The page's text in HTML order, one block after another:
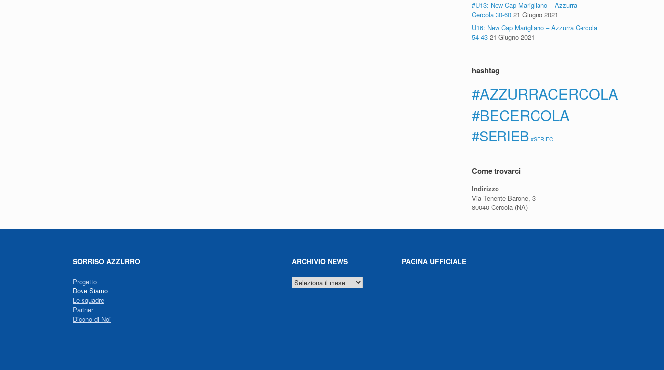
#U13: New Cap Marigliano – Azzurra
Cercola 30-60 21 Giugno 2021
U16: New Cap Marigliano – Azzurra Cercola
54-43 21 Giugno 2021
hashtag
#AZZURRACERCOLA
#BECERCOLA
#SERIEB #SERIEC
Come trovarci
Indirizzo
Via Tenente Barone, 3
80040 Cercola (NA)
SORRISO AZZURRO
Progetto
Dove Siamo
Le squadre
Partner
Dicono di Noi
ARCHIVIO NEWS
ARCHIVIO
NEWS
PAGINA UFFICIALE